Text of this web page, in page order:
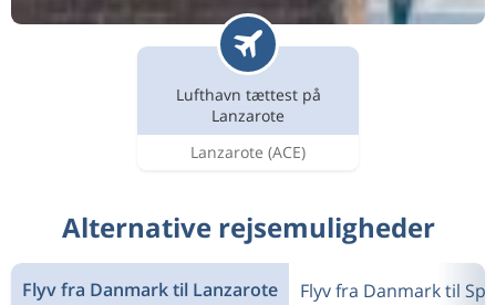
Lufthavn tættest på
Lanzarote
Lanzarote (ACE)
Alternative rejsemuligheder
Flyv fra Danmark til Lanzarote Flyv fra Danmark til